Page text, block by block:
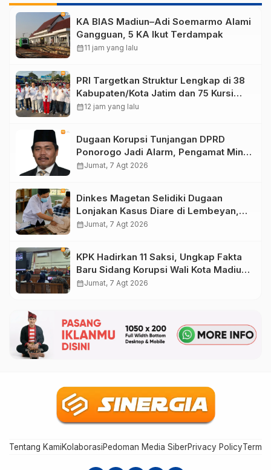
KA BIAS Madiun–Adi Soemarmo Alami
Gangguan, 5 KA Ikut Terdampak
calendar_month11 jam yang lalu
PRI Targetkan Struktur Lengkap di 38
Kabupaten/Kota Jatim dan 75 Kursi
DPR RI pada Pemilu 2029
calendar_month12 jam yang lalu
Dugaan Korupsi Tunjangan DPRD
Ponorogo Jadi Alarm, Pengamat Minta
Magetan Perkuat Tata Kelola
calendar_monthJumat, 7 Agt 2026
Dinkes Magetan Selidiki Dugaan
Lonjakan Kasus Diare di Lembeyan,
Lakukan Penyelidikan Epidemiologi
calendar_monthJumat, 7 Agt 2026
KPK Hadirkan 11 Saksi, Ungkap Fakta
Baru Sidang Korupsi Wali Kota Madiun
Nonaktif Maidi
calendar_monthJumat, 7 Agt 2026
Tentang KamiKolaborasiPedoman Media SiberPrivacy PolicyTerms